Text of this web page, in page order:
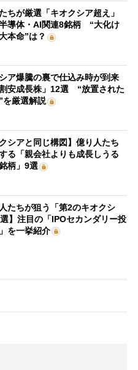
ちが厳選「キオクシア超え」
導体・AI関連8銘柄 “大化け
本命”は？
ア爆騰の裏で仕込み時が到来
安成長株」12選 “放置された
を厳選解説
クシアと同じ構図】億り人たち
る「親会社よりも成長しうる
柄」9選
人たちが狙う「第2のキオクシ
】注目の「IPOセカンダリー投
を一挙紹介